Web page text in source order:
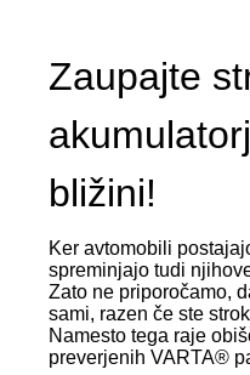
Zaupajte
bližini!
Ker avtomobili
spreminjajo tudi
Zato ne priporočamo,
sami, razen če ste
Namesto tega raje
preverjenih VARTA®